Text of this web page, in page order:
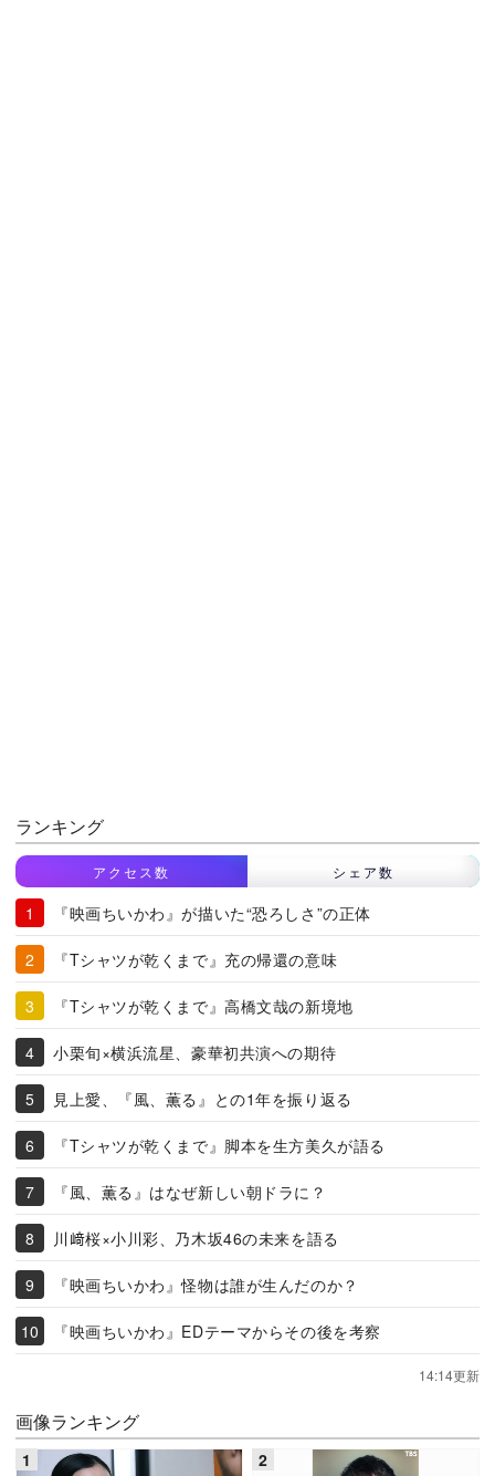
ランキング
アクセス数 シェア数
『映画ちいかわ』が描いた“恐ろしさ”の正体
『Tシャツが乾くまで』充の帰還の意味
『Tシャツが乾くまで』高橋文哉の新境地
小栗旬×横浜流星、豪華初共演への期待
見上愛、『風、薫る』との1年を振り返る
『Tシャツが乾くまで』脚本を生方美久が語る
『風、薫る』はなぜ新しい朝ドラに？
川﨑桜×小川彩、乃木坂46の未来を語る
『映画ちいかわ』怪物は誰が生んだのか？
『映画ちいかわ』EDテーマからその後を考察
14:14更新
画像ランキング